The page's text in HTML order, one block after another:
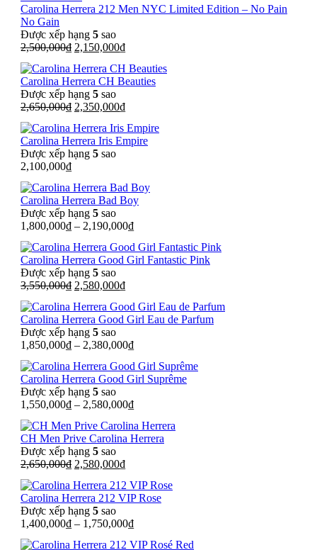
2,150,000₫.
Carolina Herrera 212 Men NYC Limited Edition – No Pain
No Gain
Được xếp hạng 5 sao
2,500,000₫ Giá
là:
2,500,000₫.
2,150,000₫Giá
tại
là:
Carolina Herrera CH Beauties
Được xếp hạng 5 sao
2,650,000₫ Giá
là:
2,650,000₫.
2,350,000₫Giá
tại
là:
Carolina Herrera Iris Empire
Được xếp hạng 5 sao
2,100,000₫
Carolina Herrera Bad Boy
Được xếp hạng 5 sao
1,800,000₫ – 2,190,000₫
Carolina Herrera Good Girl Fantastic Pink
Được xếp hạng 5 sao
3,550,000₫ Giá
là:
3,550,000₫.
2,580,000₫Giá
tại
là:
Carolina Herrera Good Girl Eau de Parfum
Được xếp hạng 5 sao
1,850,000₫ – 2,380,000₫
Carolina Herrera Good Girl Suprême
Được xếp hạng 5 sao
1,550,000₫ – 2,580,000₫
CH Men Prive Carolina Herrera
Được xếp hạng 5 sao
2,650,000₫ Giá
là:
2,650,000₫.
2,580,000₫Giá
tại
là:
Carolina Herrera 212 VIP Rose
Được xếp hạng 5 sao
1,400,000₫ – 1,750,000₫